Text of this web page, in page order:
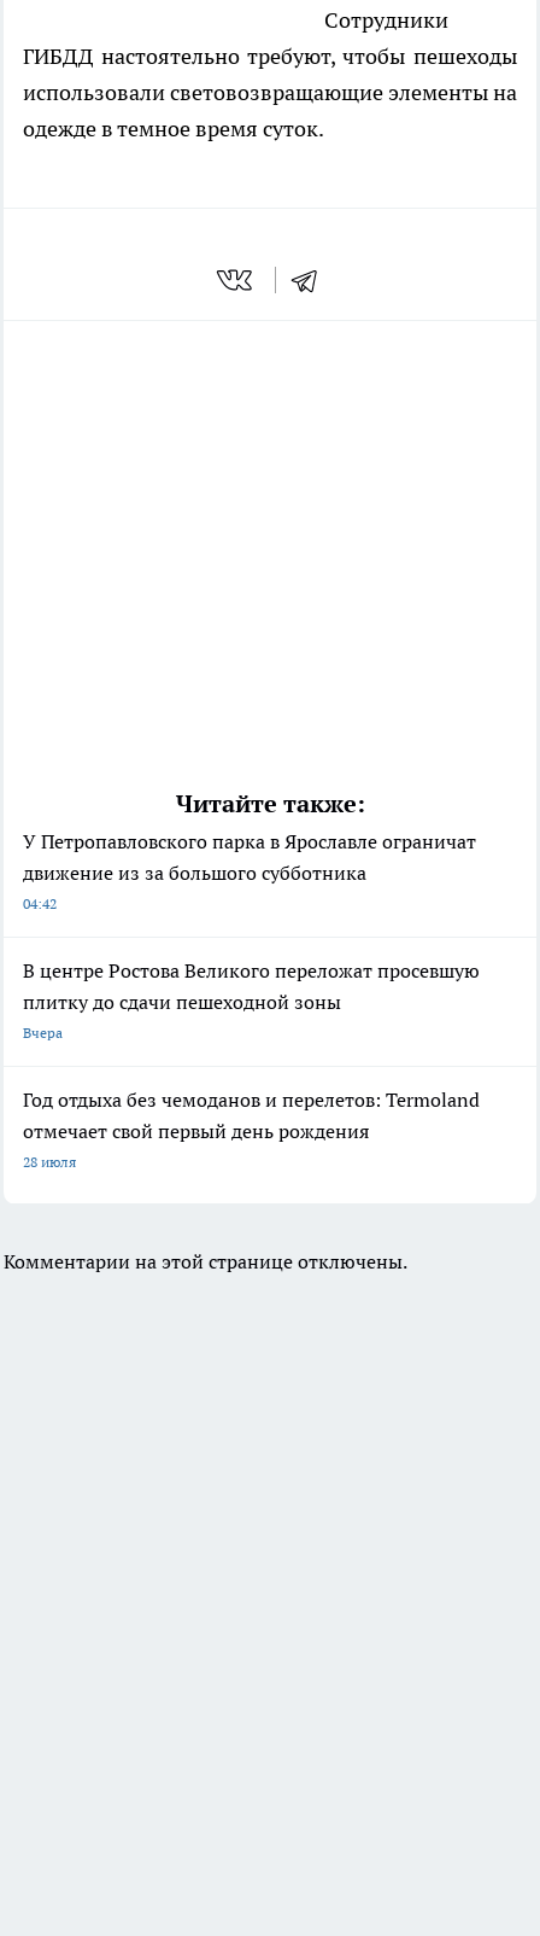
Сотрудники
ГИБДД настоятельно требуют, чтобы пешеходы
использовали световозвращающие элементы на
одежде в темное время суток.
Читайте также:
У Петропавловского парка в Ярославле ограничат
движение из за большого субботника
04:42
В центре Ростова Великого переложат просевшую
плитку до сдачи пешеходной зоны
Вчера
Год отдыха без чемоданов и перелетов: Termoland
отмечает свой первый день рождения
28 июля
Комментарии на этой странице отключены.